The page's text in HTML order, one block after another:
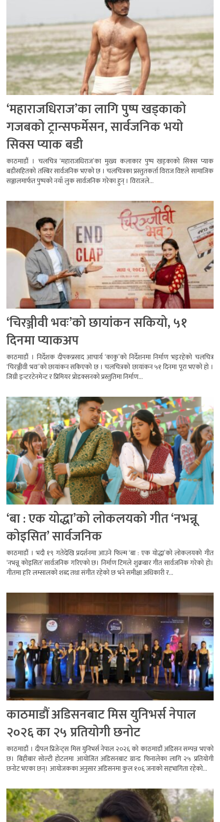
‘महाराजधिराज’का लागि पुष्प खड्काको
गजबको ट्रान्सफर्मेसन, सार्वजनिक भयो
सिक्स प्याक बडी
काठमाडौं । चलचित्र ‘महाराजधिराज’का मुख्य कलाकार पुष्प खड्काको सिक्स प्याक
बडीसहितको तस्बिर सार्वजनिक भएको छ । चलचित्रका प्रस्तुतकर्ता विराज विष्टले सामाजिक
सञ्जालमार्फत पुष्पको नयाँ लुक सार्वजनिक गरेका हुन् । विराजले...
‘चिरञ्जीवी भवः’को छायांकन सकियो, ५१
दिनमा प्याकअप
काठमाडौं । निर्देशक दीपकप्रसाद आचार्य ‘काकु’को निर्देशनमा निर्माण भइरहेको चलचित्र
‘चिरञ्जीवी भवः’को छायांकन सकिएको छ । चलचित्रको छायांकन ५१ दिनमा पूरा भएको हो ।
जिग्री इन्टरटेनमेन्ट र प्रिमियर प्रोडक्सनको प्रस्तुतिमा निर्माण...
‘बा : एक योद्धा’को लोकलयको गीत ‘नभन्नू
कोइसित’ सार्वजनिक
काठमाडौं । भदौ १९ गतेदेखि प्रदर्शनमा आउने फिल्म ‘बा : एक योद्धा’को लोकलयको गीत
‘नभन्नू कोइसित’ सार्वजनिक गरिएको छ। निर्माण टिमले शुक्रबार गीत सार्वजनिक गरेको हो।
गीतमा हरि लम्सालको शब्द तथा संगीत रहेको छ भने समीक्षा अधिकारी र...
काठमाडौं अडिसनबाट मिस युनिभर्स नेपाल
२०२६ का २५ प्रतियोगी छनोट
काठमाडौं । दीपल प्रिजेन्ट्स मिस युनिभर्स नेपाल २०२६ को काठमाडौं अडिसन सम्पन्न भएको
छ। बिहीबार सोल्टी होटलमा आयोजित अडिसनबाट ग्रान्ड फिनालेका लागि २५ प्रतियोगी
छनोट भएका छन्। आयोजकका अनुसार अडिसनमा कुल १०६ जनाको सहभागिता रहेको...